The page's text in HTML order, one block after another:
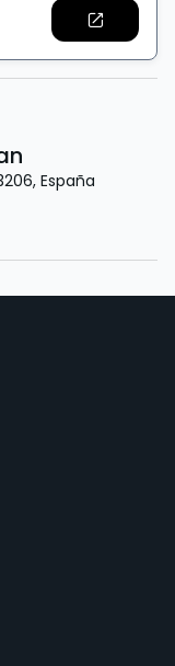
, España